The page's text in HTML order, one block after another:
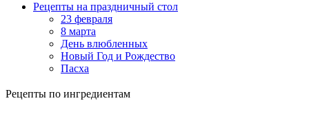
Рецепты на праздничный стол
23 февраля
8 марта
День влюбленных
Новый Год и Рождество
Пасха
Рецепты по ингредиентам